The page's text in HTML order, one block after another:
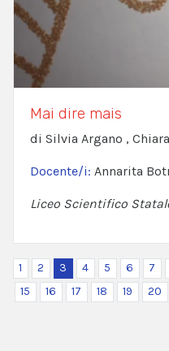
Mai dire mais
di Silvia Argano ,
Docente/i: Annarita
Liceo Scientifico
1 2 3 4 5 6 7
15
16 17 18 19 20